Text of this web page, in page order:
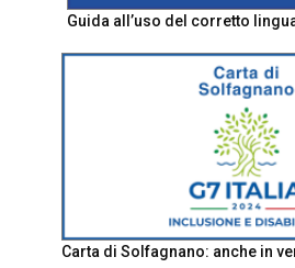
Guida all’uso del corretto
Carta di Solfagnano: anche in